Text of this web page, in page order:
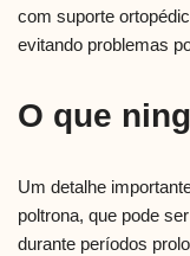
com suporte
evitando problemas
O que
Um detalhe
poltrona, que pode
durante períodos